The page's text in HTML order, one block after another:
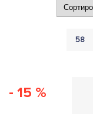
58
- 15 %